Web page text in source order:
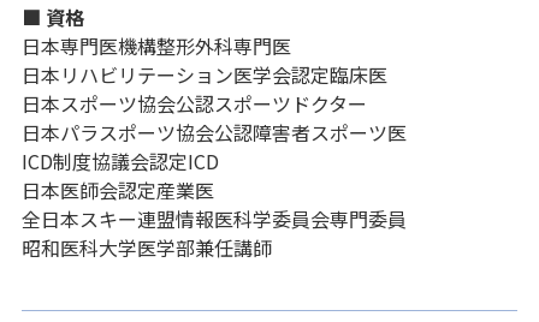
■ 資格
日本専門医機構整形外科専門医
日本リハビリテーション医学会認定臨床医
日本スポーツ協会公認スポーツドクター
日本パラスポーツ協会公認障害者スポーツ医
ICD制度協議会認定ICD
日本医師会認定産業医
全日本スキー連盟情報医科学委員会専門委員
昭和医科大学医学部兼任講師